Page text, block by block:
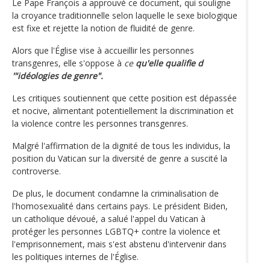
Le Pape François a approuvé ce document, qui souligne
la croyance traditionnelle selon laquelle le sexe biologique
est fixe et rejette la notion de fluidité de genre.
Alors que l'Église vise à accueillir les personnes
transgenres, elle s'oppose à ce qu'elle qualifie d
'"idéologies de genre".
Les critiques soutiennent que cette position est dépassée
et nocive, alimentant potentiellement la discrimination et
la violence contre les personnes transgenres.
Malgré l'affirmation de la dignité de tous les individus, la
position du Vatican sur la diversité de genre a suscité la
controverse.
De plus, le document condamne la criminalisation de
l'homosexualité dans certains pays. Le président Biden,
un catholique dévoué, a salué l'appel du Vatican à
protéger les personnes LGBTQ+ contre la violence et
l'emprisonnement, mais s'est abstenu d'intervenir dans
les politiques internes de l'Église.